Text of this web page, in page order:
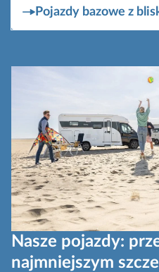
Pojazdy bazowe z
Nasze pojazdy:
najmniejszym